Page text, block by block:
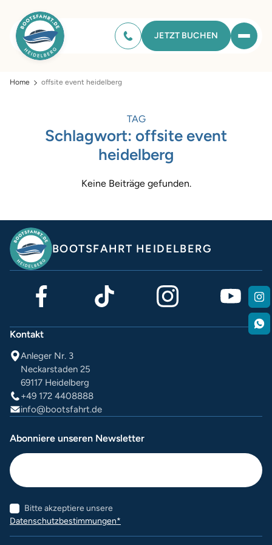
JETZT BUCHEN
Home offsite event heidelberg
TAG
Schlagwort: offsite event
heidelberg
Keine Beiträge gefunden.
BOOTSFAHRT HEIDELBERG
Kontakt
Anleger Nr. 3
Neckarstaden 25
69117 Heidelberg
+49 172 4408888
info@bootsfahrt.de
Abonniere unseren Newsletter
Bitte akzeptiere unsere
Datenschutzbestimmungen*